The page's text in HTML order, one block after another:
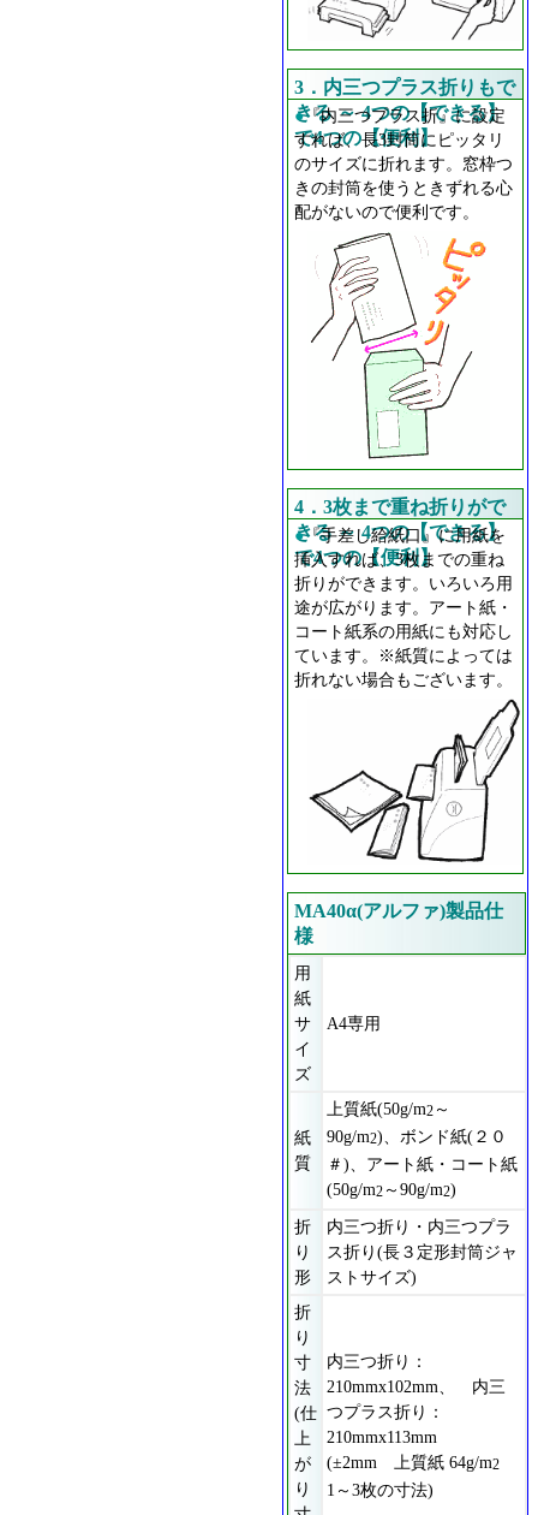
3．内三つプラス折りもで
きる ～ 4つの【できる】
で4つの【便利】
●『内三つプラス折』に設定
すれば、長3封筒にピッタリ
のサイズに折れます。窓枠つ
きの封筒を使うときずれる心
配がないので便利です。
4．3枚まで重ね折りがで
きる ～ 4つの【できる】
で4つの【便利】
●『手差し給紙口』に用紙を
挿入すれば、3枚までの重ね
折りができます。いろいろ用
途が広がります。アート紙・
コート紙系の用紙にも対応し
ています。※紙質によっては
折れない場合もございます。
MA40α(アルファ)製品仕
様
用
紙
サ
イ
ズ
A4専用
紙
質
上質紙(50g/m2 ～
90g/m2)、ボンド紙(２０
＃)、アート紙・コート紙
(50g/m2 ～90g/m2)
折
り
形
内三つ折り・内三つプラ
ス折り(長３定形封筒ジャ
ストサイズ)
折
り
寸
法
(仕
上
が
り
内三つ折り：
210mmx102mm、 内三
つプラス折り：
210mmx113mm
(±2mm 上質紙 64g/m2
1～3枚の寸法)